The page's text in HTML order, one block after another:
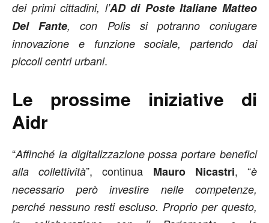
dei primi cittadini, l’AD di Poste Italiane Matteo
Del Fante, con Polis si potranno coniugare
innovazione e funzione sociale, partendo dai
piccoli centri urbani.
Le prossime iniziative di
Aidr
“Affinché la digitalizzazione possa portare benefici
alla collettività”, continua Mauro Nicastri, “è
necessario però investire nelle competenze,
perché nessuno resti escluso. Proprio per questo,